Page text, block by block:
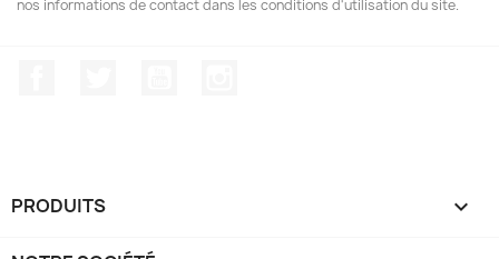
nos informations de contact dans les conditions d'utilisation du site.
PRODUITS 